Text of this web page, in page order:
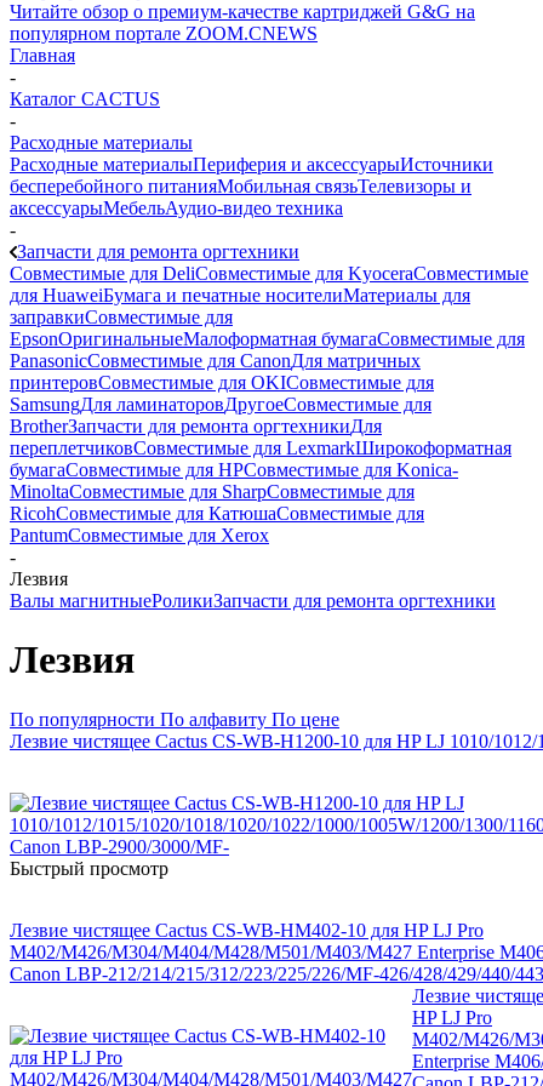
Читайте обзор о премиум-качестве картриджей G&G на
популярном портале ZOOM.CNEWS
Главная
-
Каталог CACTUS
-
Расходные материалы
Расходные материалыПериферия и аксессуарыИсточники
бесперебойного питанияМобильная связьТелевизоры и
аксессуарыМебельАудио-видео техника
-
Запчасти для ремонта оргтехники
Совместимые для DeliСовместимые для KyoceraСовместимые
для HuaweiБумага и печатные носителиМатериалы для
заправкиСовместимые для
EpsonОригинальныеМалоформатная бумагаСовместимые для
PanasonicСовместимые для CanonДля матричных
принтеровСовместимые для OKIСовместимые для
SamsungДля ламинаторовДругоеСовместимые для
BrotherЗапчасти для ремонта оргтехникиДля
переплетчиковСовместимые для LexmarkШирокоформатная
бумагаСовместимые для HPСовместимые для Konica-
MinoltaСовместимые для SharpСовместимые для
RicohСовместимые для КатюшаСовместимые для
PantumСовместимые для Xerox
-
Лезвия
Валы магнитныеРоликиЗапчасти для ремонта оргтехники
Лезвия
По популярности По алфавиту По цене
Лезвие чистящее Cactus CS-WB-H1200-10 для HP LJ 1010/
Быстрый просмотр
Лезвие чистящее Cactus CS-WB-HM402-10 для HP LJ Pro
M402/M426/M304/M404/M428/M501/M403/M427 Enterprise
Canon LBP-212/214/215/312/223/225/226/MF-426/428/429/440/
Лезвие
HP LJ Pro
M402/M426/
Enterprise